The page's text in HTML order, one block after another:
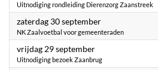
Uitnodiging rondleiding Dierenzorg Zaanstreek
zaterdag 30 september2023
NK Zaalvoetbal voor gemeenteraden
vrijdag 29 september2023
Uitnodiging bezoek Zaanbrug